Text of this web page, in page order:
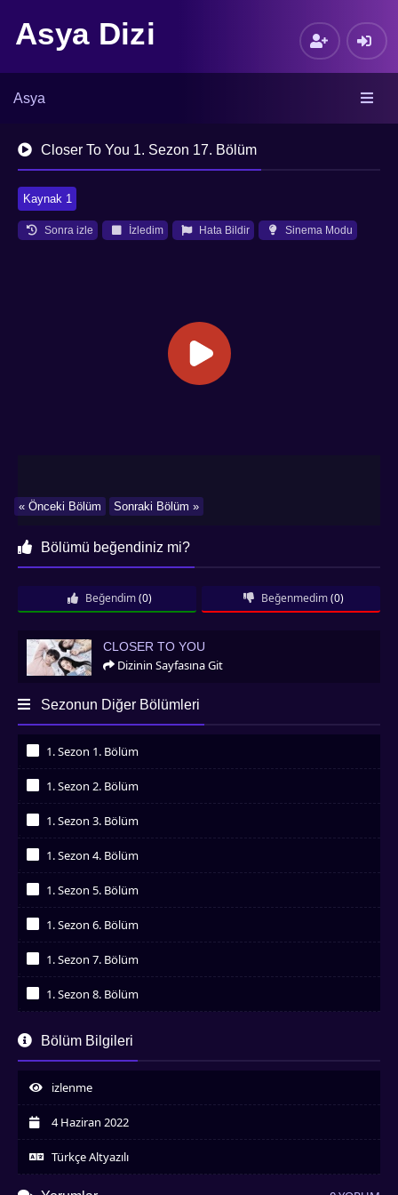
Asya Dizi
Asya
Closer To You 1. Sezon 17. Bölüm
Kaynak 1
Sonra izle İzledim Hata Bildir Sinema Modu
Sonraki Bölüm »
« Önceki Bölüm
Bölümü beğendiniz mi?
Beğendim (0) Beğenmedim (0)
Closer To You
CLOSER TO YOU
Dizinin Sayfasına Git
Sezonun Diğer Bölümleri
1. Sezon 1. Bölüm
1. Sezon 2. Bölüm
1. Sezon 3. Bölüm
1. Sezon 4. Bölüm
1. Sezon 5. Bölüm
1. Sezon 6. Bölüm
1. Sezon 7. Bölüm
1. Sezon 8. Bölüm
İzledim
İzledim
1. Sezon 10. Bölüm
İzledim
İzledim
İzledim
1. Sezon 13. Bölüm
Bölüm Bilgileri
izlenme
4 Haziran 2022
Türkçe Altyazılı